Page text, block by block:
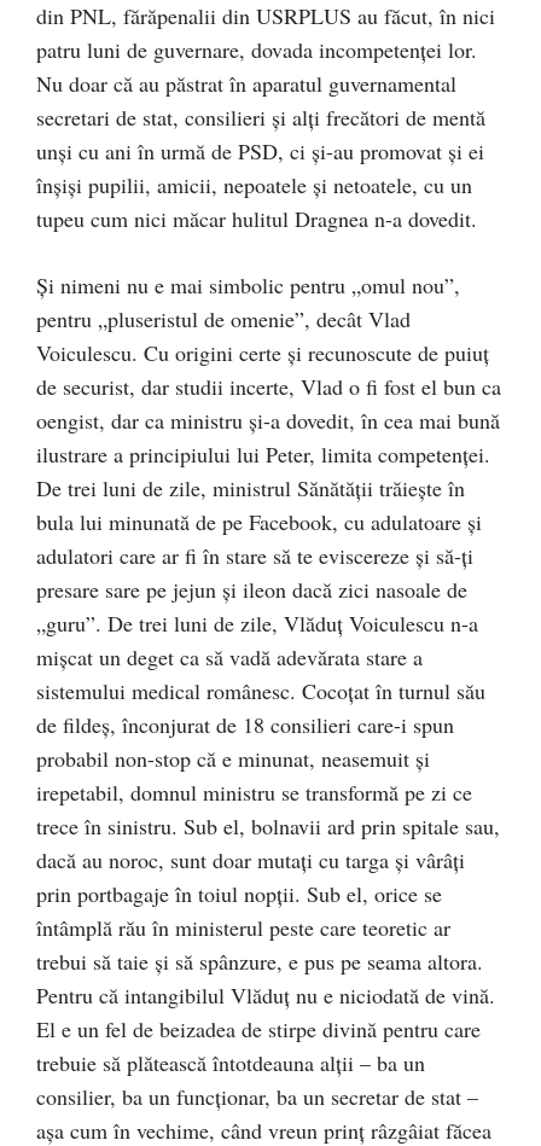
din PNL, fărăpenalii din USRPLUS au făcut, în nici
patru luni de guvernare, dovada incompetenței lor.
Nu doar că au păstrat în aparatul guvernamental
secretari de stat, consilieri și alți frecători de mentă
unși cu ani în urmă de PSD, ci și-au promovat și ei
înșiși pupilii, amicii, nepoatele și netoatele, cu un
tupeu cum nici măcar hulitul Dragnea n-a dovedit.
Și nimeni nu e mai simbolic pentru „omul nou”,
pentru „pluseristul de omenie”, decât Vlad
Voiculescu. Cu origini certe și recunoscute de puiuț
de securist, dar studii incerte, Vlad o fi fost el bun ca
oengist, dar ca ministru și-a dovedit, în cea mai bună
ilustrare a principiului lui Peter, limita competenței.
De trei luni de zile, ministrul Sănătății trăiește în
bula lui minunată de pe Facebook, cu adulatoare și
adulatori care ar fi în stare să te eviscereze și să-ți
presare sare pe jejun și ileon dacă zici nasoale de
„guru”. De trei luni de zile, Vlăduț Voiculescu n-a
mișcat un deget ca să vadă adevărata stare a
sistemului medical românesc. Cocoțat în turnul său
de fildeș, înconjurat de 18 consilieri care-i spun
probabil non-stop că e minunat, neasemuit și
irepetabil, domnul ministru se transformă pe zi ce
trece în sinistru. Sub el, bolnavii ard prin spitale sau,
dacă au noroc, sunt doar mutați cu targa și vârâți
prin portbagaje în toiul nopții. Sub el, orice se
întâmplă rău în ministerul peste care teoretic ar
trebui să taie și să spânzure, e pus pe seama altora.
Pentru că intangibilul Vlăduț nu e niciodată de vină.
El e un fel de beizadea de stirpe divină pentru care
trebuie să plătească întotdeauna alții – ba un
consilier, ba un funcționar, ba un secretar de stat –
așa cum în vechime, când vreun prinț râzgâiat făcea